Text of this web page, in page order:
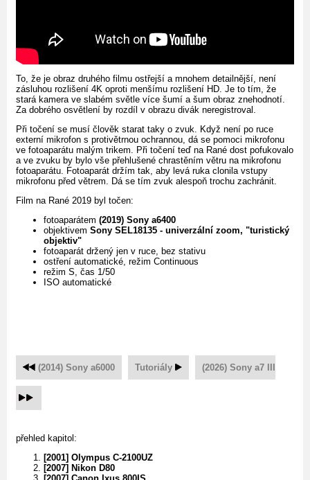
To, že je obraz druhého filmu ostřejší a mnohem detailnější, není
zásluhou rozlišení 4K oproti menšímu rozlišení HD. Je to tím, že
stará kamera ve slabém světle více šumí a šum obraz znehodnotí.
Za dobrého osvětlení by rozdíl v obrazu divák neregistroval.
Při točení se musí člověk starat taky o zvuk. Když není po ruce
externí mikrofon s protivětrnou ochrannou, dá se pomoci mikrofonu
ve fotoaparátu malým trikem. Při točení teď na Rané dost pofukovalo
a ve zvuku by bylo vše přehlušené chrastěním větru na mikrofonu
fotoaparátu. Fotoaparát držím tak, aby levá ruka clonila vstupy
mikrofonu před větrem. Dá se tím zvuk alespoň trochu zachránit.
Film na Rané 2019 byl točen:
fotoaparátem (2019) Sony a6400
objektivem Sony SEL18135 - univerzální zoom, "turistický
objektiv"
fotoaparát držený jen v ruce, bez stativu
ostření automatické, režim Continuous
režim S, čas 1/50
ISO automatické
(2014) Sony a6000 Tutoriály (2026) Sony a7 III
přehled kapitol:
[2001] Olympus C-2100UZ
[2007] Nikon D80